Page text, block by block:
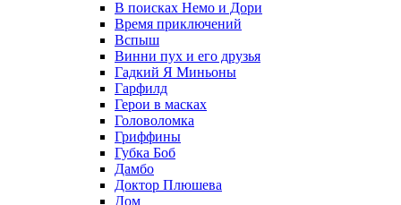
В поисках Немо и Дори
Время приключений
Вспыш
Винни пух и его друзья
Гадкий Я Миньоны
Гарфилд
Герои в масках
Головоломка
Гриффины
Губка Боб
Дамбо
Доктор Плюшева
Дом